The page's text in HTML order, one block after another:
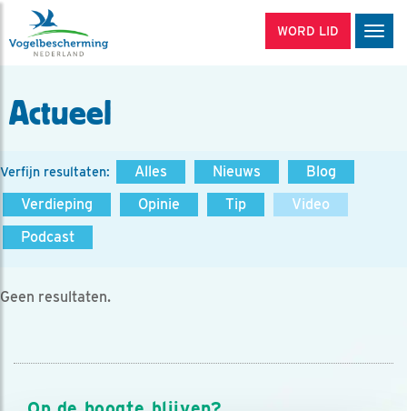
WORD LID
Actueel
Verfijn resultaten: Alles Nieuws
Blog
Verdieping
Opinie Tip
Video
Podcast
Geen resultaten.